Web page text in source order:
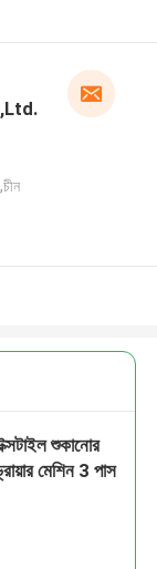
শুকানোর
মেশিন 3 পাস